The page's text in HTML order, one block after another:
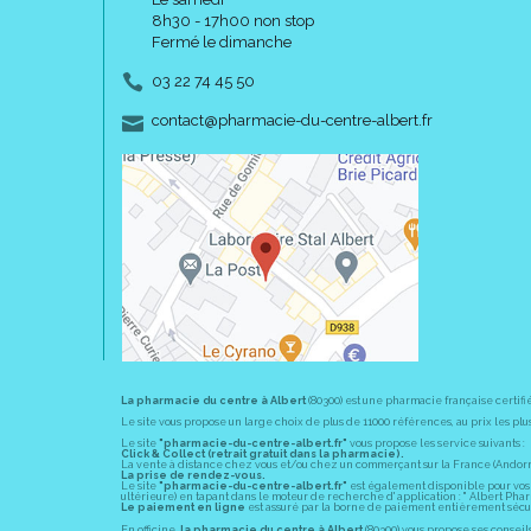
8h30 - 17h00 non stop
Fermé le dimanche
03 22 74 45 50
contact-
@-
pharmacie-du-centre-albert.fr
La pharmacie du centre à Albert (80300) est une pharmacie française
Le site vous propose un large choix de plus de 11000 références, au prix les
Le site "pharmacie-du-centre-albert.fr" vous propose les service suivants :
Click & Collect (retrait gratuit dans la pharmacie).
La vente à distance chez vous et/ou chez un commerçant sur la France
La prise de rendez-vous.
Le site "pharmacie-du-centre-albert.fr" est également disponible pour vos
ultérieure) en tapant dans le moteur de recherche d' application : " Albert
Le paiement en ligne est assuré par la borne de paiement entièrement